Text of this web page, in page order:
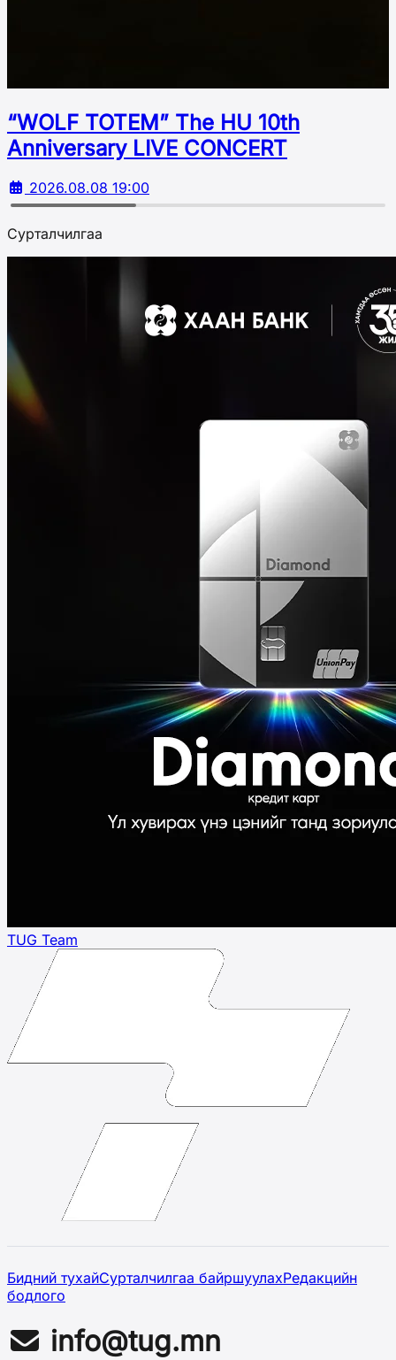
“WOLF TOTEM” The HU 10th
Аnniversary LIVE CONCERT
2026.08.08 19:00
Сурталчилгаа
TUG Team
Бидний тухайСурталчилгаа байршуулахРедакцийн
бодлого
info@tug.mn